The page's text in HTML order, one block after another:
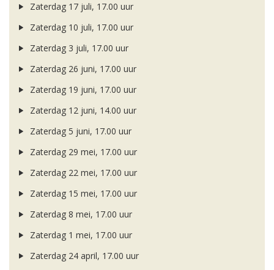
Zaterdag 17 juli, 17.00 uur
Zaterdag 10 juli, 17.00 uur
Zaterdag 3 juli, 17.00 uur
Zaterdag 26 juni, 17.00 uur
Zaterdag 19 juni, 17.00 uur
Zaterdag 12 juni, 14.00 uur
Zaterdag 5 juni, 17.00 uur
Zaterdag 29 mei, 17.00 uur
Zaterdag 22 mei, 17.00 uur
Zaterdag 15 mei, 17.00 uur
Zaterdag 8 mei, 17.00 uur
Zaterdag 1 mei, 17.00 uur
Zaterdag 24 april, 17.00 uur